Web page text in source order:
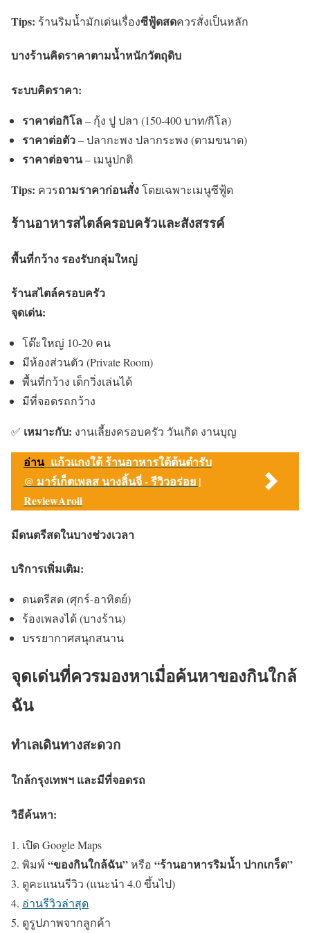
Tips: ร้านริมน้ำมักเด่นเรื่องซีฟู้ดสดควรสั่งเป็นหลัก
บางร้านคิดราคาตามน้ำหนักวัตถุดิบ
ระบบคิดราคา:
ราคาต่อกิโล– กุ้ง ปู ปลา (150-400 บาท/กิโล)
ราคาต่อตัว– ปลากะพง ปลากระพง (ตามขนาด)
ราคาต่อจาน– เมนูปกติ
Tips: ควรถามราคาก่อนสั่งโดยเฉพาะเมนูซีฟู้ด
ร้านอาหารสไตล์ครอบครัวและสังสรรค์
พื้นที่กว้าง รองรับกลุ่มใหญ่
ร้านสไตล์ครอบครัว
จุดเด่น:
โต๊ะใหญ่ 10-20 คน
มีห้องส่วนตัว (Private Room)
พื้นที่กว้าง เด็กวิ่งเล่นได้
มีที่จอดรถกว้าง
✅ เหมาะกับ: งานเลี้ยงครอบครัว วันเกิด งานบุญ
อ่าน แก้วแกงใต้ ร้านอาหารใต้ต้นตํารับ
@ มาร์เก็ตเพลส นางลิ้นจี่ - รีวิวอร่อย |
ReviewAroii
มีดนตรีสดในบางช่วงเวลา
บริการเพิ่มเติม:
ดนตรีสด (ศุกร์-อาทิตย์)
ร้องเพลงได้ (บางร้าน)
บรรยากาศสนุกสนาน
จุดเด่นที่ควรมองหาเมื่อค้นหาของกินใกล้
ฉัน
ทำเลเดินทางสะดวก
ใกล้กรุงเทพฯ และมีที่จอดรถ
วิธีค้นหา:
เปิด Google Maps
พิมพ์ “ของกินใกล้ฉัน”หรือ “ร้านอาหารริมน้ำ ปากเกร็ด”
ดูคะแนนรีวิว (แนะนำ 4.0 ขึ้นไป)
อ่านรีวิวล่าสุด
ดูรูปภาพจากลูกค้า